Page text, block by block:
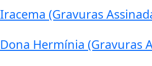
Iracema (Gravuras
Dona Hermínia (Gravuras